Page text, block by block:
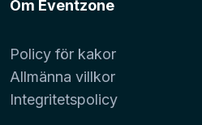
Om Eventzone
Policy för kakor
Allmänna villkor
Integritetspolicy